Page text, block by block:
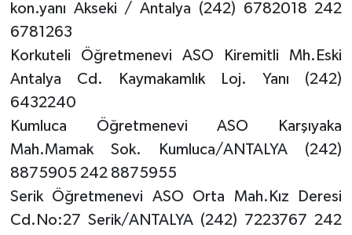
kon.yanı Akseki / Antalya (242) 6782018 242
6781263
Korkuteli Öğretmenevi ASO Kiremitli Mh.Eski
Antalya Cd. Kaymakamlık Loj. Yanı (242)
6432240
Kumluca Öğretmenevi ASO Karşıyaka
Mah.Mamak Sok. Kumluca/ANTALYA (242)
8875905 242 8875955
Serik Öğretmenevi ASO Orta Mah.Kız Deresi
Cd.No:27 Serik/ANTALYA (242) 7223767 242